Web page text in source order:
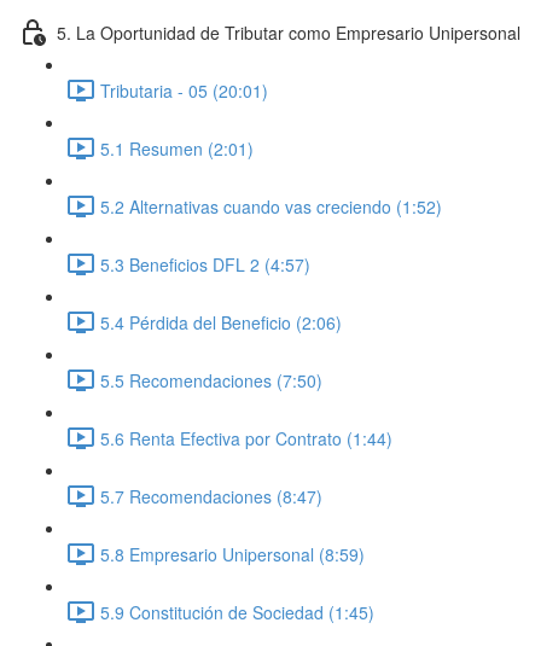
5. La Oportunidad de Tributar como Empresario Unipersonal
Tributaria - 05 (20:01)
5.1 Resumen (2:01)
5.2 Alternativas cuando vas creciendo (1:52)
5.3 Beneficios DFL 2 (4:57)
5.4 Pérdida del Beneficio (2:06)
5.5 Recomendaciones (7:50)
5.6 Renta Efectiva por Contrato (1:44)
5.7 Recomendaciones (8:47)
5.8 Empresario Unipersonal (8:59)
5.9 Constitución de Sociedad (1:45)